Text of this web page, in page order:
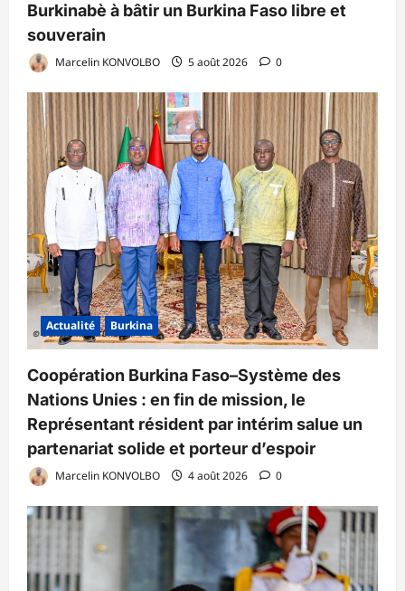
Burkinabè à bâtir un Burkina Faso libre et
souverain
Marcelin KONVOLBO 5 août 2026 0
Actualité Burkina
Coopération Burkina Faso–Système des
Nations Unies : en fin de mission, le
Représentant résident par intérim salue un
partenariat solide et porteur d’espoir
Marcelin KONVOLBO 4 août 2026 0